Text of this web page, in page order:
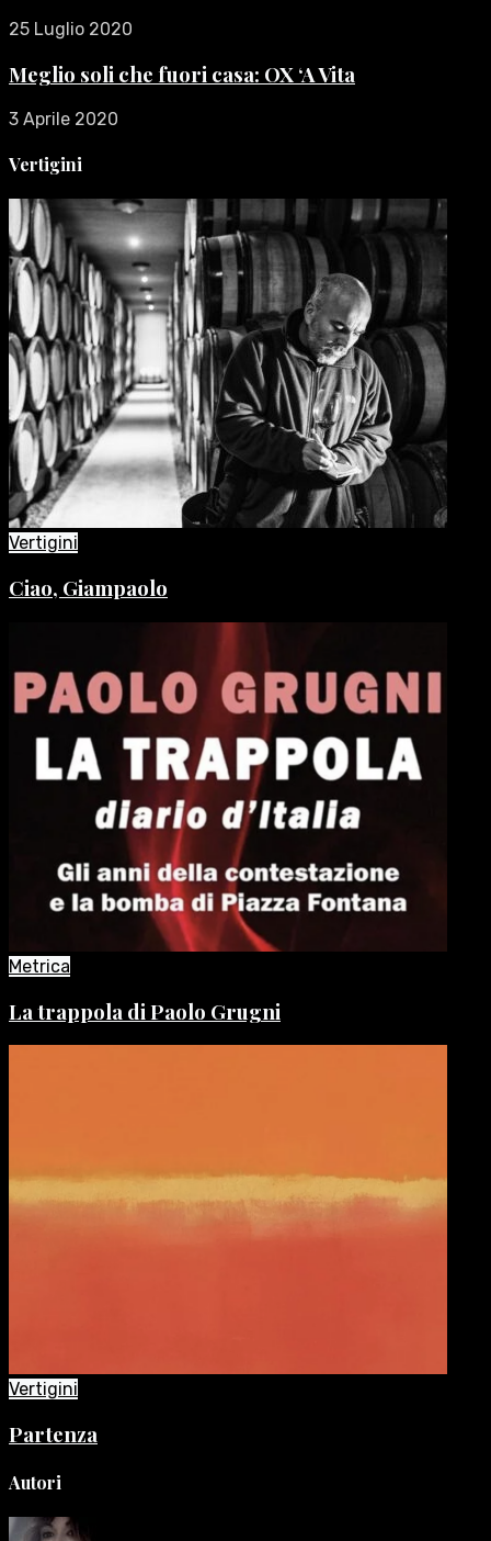
25 Luglio 2020
Meglio soli che fuori casa: OX ‘A Vita
3 Aprile 2020
Vertigini
Vertigini
Ciao, Giampaolo
Metrica
La trappola di Paolo Grugni
Vertigini
Partenza
Autori